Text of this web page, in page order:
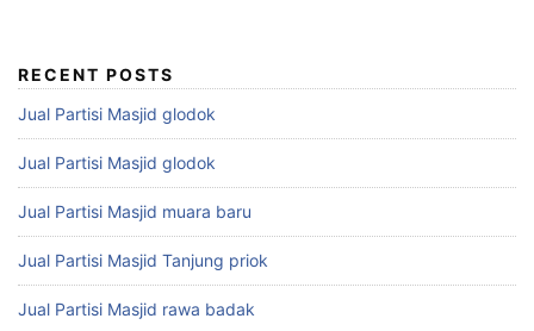
RECENT POSTS
Jual Partisi Masjid glodok
Jual Partisi Masjid glodok
Jual Partisi Masjid muara baru
Jual Partisi Masjid Tanjung priok
Jual Partisi Masjid rawa badak